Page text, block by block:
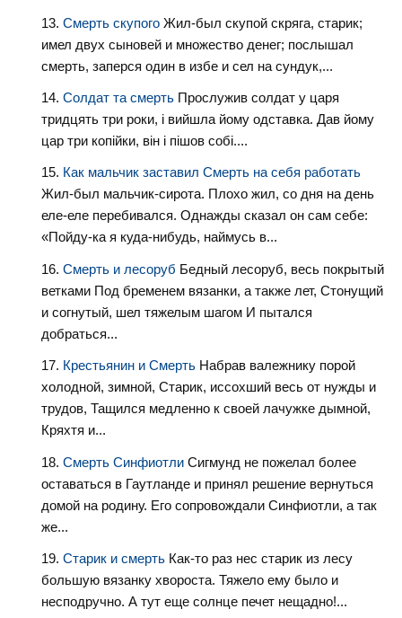
Смерть скупого Жил-был скупой скряга, старик;
имел двух сыновей и множество денег; послышал
смерть, заперся один в избе и сел на сундук,...
Солдат та смерть Прослужив солдат у царя
тридцять три роки, і вийшла йому одставка. Дав йому
цар три копійки, він і пішов собі....
Как мальчик заставил Смерть на себя работать
Жил-был мальчик-сирота. Плохо жил, со дня на день
еле-еле перебивался. Однажды сказал он сам себе:
«Пойду-ка я куда-нибудь, наймусь в...
Смерть и лесоруб Бедный лесоруб, весь покрытый
ветками Под бременем вязанки, а также лет, Стонущий
и согнутый, шел тяжелым шагом И пытался
добраться...
Крестьянин и Смерть Набрав валежнику порой
холодной, зимной, Старик, иссохший весь от нужды и
трудов, Тащился медленно к своей лачужке дымной,
Кряхтя и...
Смерть Синфиотли Сигмунд не пожелал более
оставаться в Гаутланде и принял решение вернуться
домой на родину. Его сопровождали Синфиотли, а так
же...
Старик и смерть Как-то раз нес старик из лесу
большую вязанку хвороста. Тяжело ему было и
несподручно. А тут еще солнце печет нещадно!...